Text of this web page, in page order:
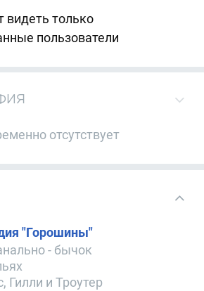
видеть только
пользователи
отсутствует
"Горошины"
- бычок
Гилли и Троутер